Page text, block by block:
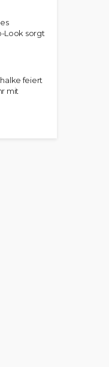
Look sorgt
feiert
mit